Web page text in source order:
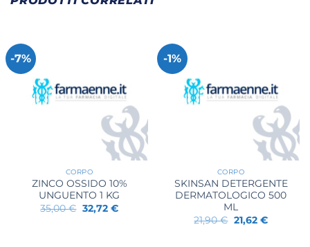
-7%
CORPO
ZINCO OSSIDO 10%
UNGUENTO 1 KG
35,00€ Il
prezzo
32,72 €Il
-1%
CORPO
SKINSAN DETERGENTE
DERMATOLOGICO 500
ML
21,90€ Il
prezzo
21,62 €Il